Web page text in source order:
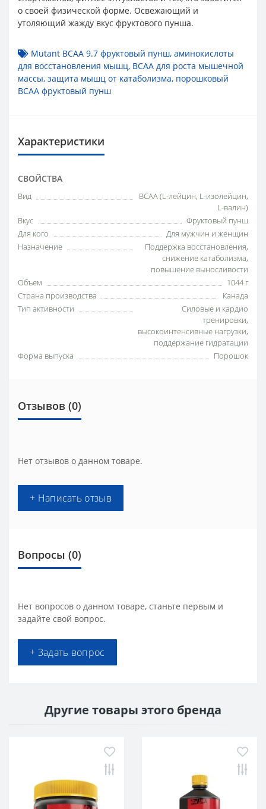
о своей физической форме. Освежающий и
утоляющий жажду вкус фруктового пунша.
Mutant BCAA 9.7 фруктовый пунш, аминокислоты
для восстановления мышц, BCAA для роста мышечной
массы, защита мышц от катаболизма, порошковый
BCAA фруктовый пунш
Характеристики
СВОЙСТВА
Вид
BCAA (L-лейцин, L-изолейцин,
L-валин)
Вкус
Фруктовый пунш
Для кого
Для мужчин и женщин
Назначение
Поддержка восстановления,
снижение катаболизма,
повышение выносливости
Объем
1044 г
Страна производства
Канада
Тип активности
Силовые и кардио
тренировки,
высокоинтенсивные нагрузки,
поддержание гидратации
Форма выпуска
Порошок
Отзывов (0)
Нет отзывов о данном товаре.
+ Написать отзыв
Вопросы (0)
Нет вопросов о данном товаре, станьте первым и
задайте свой вопрос.
+ Задать вопрос
Другие товары этого бренда